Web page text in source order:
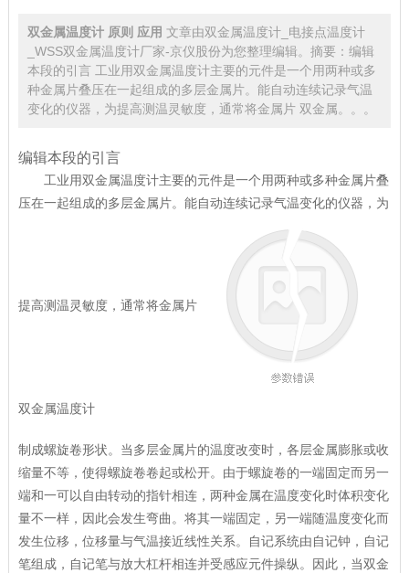
双金属温度计 原则 应用 文章由双金属温度计_电接点温度计
_WSS双金属温度计厂家-京仪股份为您整理编辑。摘要：编辑
本段的引言 工业用双金属温度计主要的元件是一个用两种或多
种金属片叠压在一起组成的多层金属片。能自动连续记录气温
变化的仪器，为提高测温灵敏度，通常将金属片 双金属。。。
编辑本段的引言
工业用双金属温度计主要的元件是一个用两种或多种金属片叠
压在一起组成的多层金属片。能自动连续记录气温变化的仪器，为
提高测温灵敏度，通常将金属片
双金属温度计
制成螺旋卷形状。当多层金属片的温度改变时，各层金属膨胀或收
缩量不等，使得螺旋卷卷起或松开。由于螺旋卷的一端固定而另一
端和一可以自由转动的指针相连，两种金属在温度变化时体积变化
量不一样，因此会发生弯曲。将其一端固定，另一端随温度变化而
发生位移，位移量与气温接近线性关系。自记系统由自记钟，自记
笔组成，自记笔与放大杠杆相连并受感应元件操纵。因此，当双金